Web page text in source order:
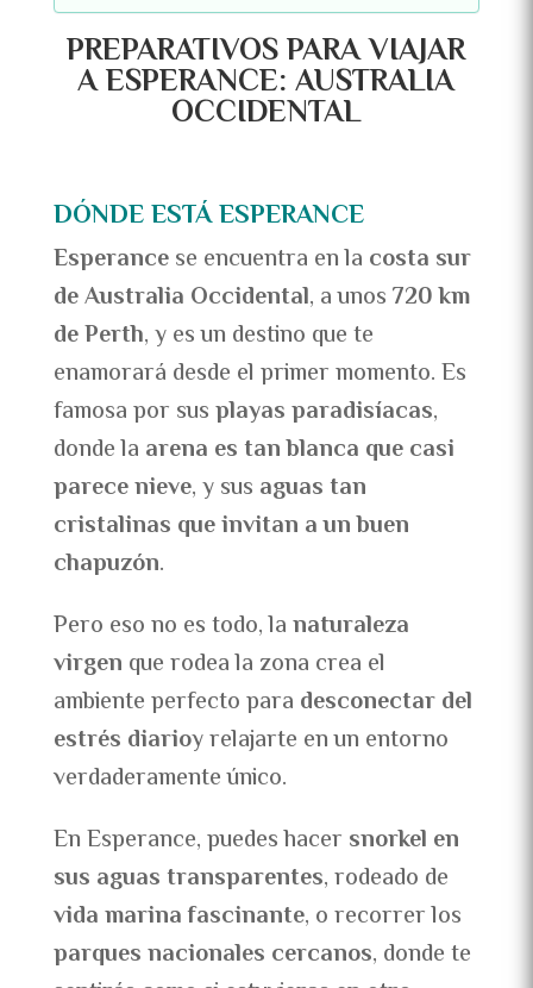
PREPARATIVOS PARA VIAJAR
A ESPERANCE: AUSTRALIA
OCCIDENTAL
DÓNDE ESTÁ ESPERANCE
Esperancese encuentra en la costa sur
de Australia Occidental, a unos720 km
de Perth, y es un destino que te
enamorará desde el primer momento. Es
famosa por susplayas paradisíacas,
donde la arena es tan blanca que casi
parece nieve, y sus aguas tan
cristalinas que invitan a un buen
chapuzón.
Pero eso no es todo, lanaturaleza
virgen que rodea la zona crea el
ambiente perfecto para desconectar del
estrés diarioy relajarte en un entorno
verdaderamente único.
En Esperance, puedes hacer snorkel en
sus aguas transparentes, rodeado de
vida marina fascinante, o recorrer los
parques nacionales cercanos, donde te